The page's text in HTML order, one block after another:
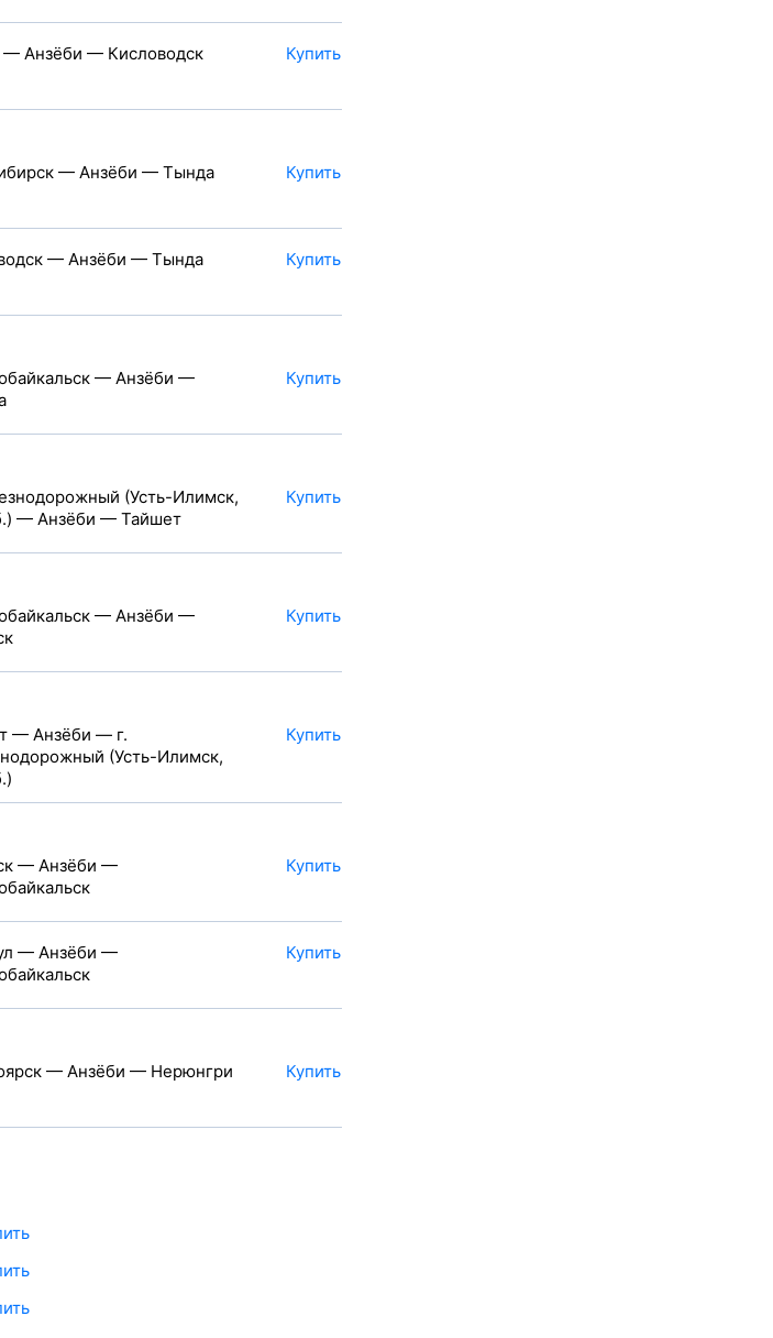
Анзёби — Кисловодск
Купить
— Анзёби — Тында
Купить
— Анзёби — Тында
Купить
— Анзёби —
Купить
(Усть-Илимск,
— Анзёби — Тайшет
Купить
— Анзёби —
Купить
— Анзёби — г.
(Усть-Илимск,
Купить
— Анзёби —
Купить
— Анзёби —
Купить
— Анзёби — Нерюнгри
Купить